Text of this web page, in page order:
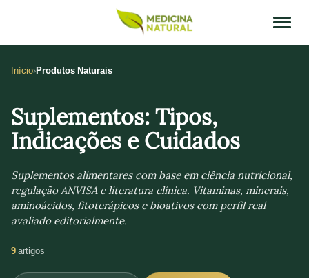
Início Produtos Naturais
Suplementos: Tipos,
Indicações e Cuidados
Suplementos alimentares com base em ciência nutricional,
regulação ANVISA e literatura clínica. Vitaminas, minerais,
aminoácidos, fitoterápicos e bioativos com perfil real
avaliado editorialmente.
9artigos